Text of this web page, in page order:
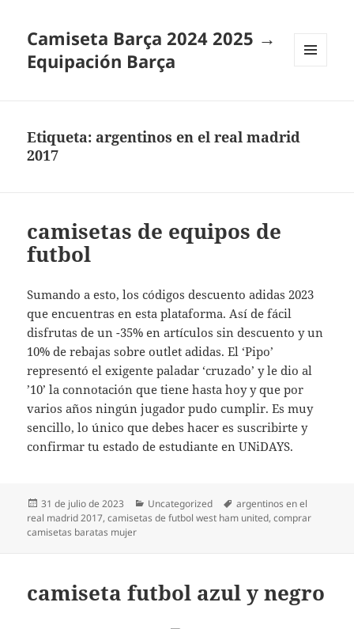
Camiseta Barça 2024 2025 →
Equipación Barça
Etiqueta: argentinos en el real madrid
2017
camisetas de equipos de
futbol
Sumando a esto, los códigos descuento adidas 2023
que encuentras en esta plataforma. Así de fácil
disfrutas de un -35% en artículos sin descuento y un
10% de rebajas sobre outlet adidas. El ‘Pipo’
representó el exigente paladar ‘cruzado’ y le dio al
’10’ la connotación que tiene hasta hoy y que por
varios años ningún jugador pudo cumplir. Es muy
sencillo, lo único que debes hacer es suscribirte y
confirmar tu estado de estudiante en UNiDAYS.
Publicado
el
31 de julio de 2023 Categorías
Uncategorized Etiquetas
argentinos en el
real madrid 2017,camisetas de futbol west ham united,comprar
camisetas baratas mujer
camiseta futbol azul y negro